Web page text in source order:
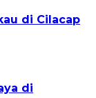
di Cilacap
di